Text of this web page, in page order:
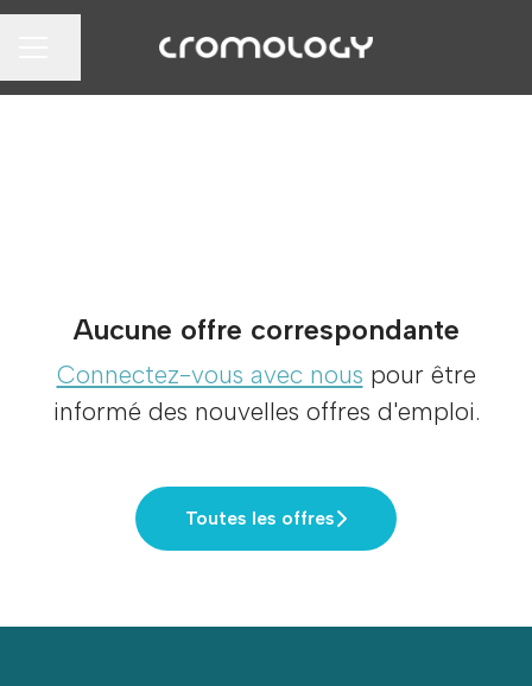
Partager la page
Aucune offre correspondante
Connectez-vous avec nous pour être
informé des nouvelles offres d'emploi.
Toutes les offres